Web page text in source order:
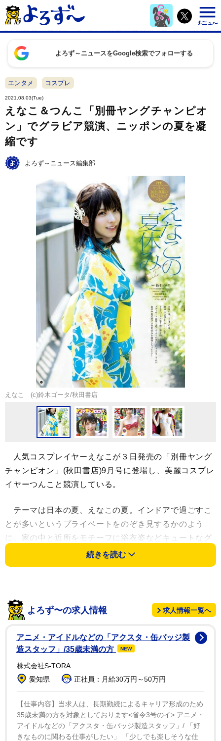
よろず～ニュースをGoogle検索でフォローする
エンタメ コスプレ
2021.08.03(Tue)
えなこ＆つんこ「別冊ヤングチャンピオ
ン」でグラビア競演、ニッポンの夏を凝
縮です
よろず～ニュース編集部
えなこ (c)鈴木ゴータ/秋田書店
人気コスプレイヤーえなこが３日発売の「別冊ヤング
チャンピオン」(秋田書店)9月号に登場し、美麗コスプレ
イヤーつんこと競演している。
テーマは日本の夏、えなこの夏。インドアで過ごすこ
とが多いというプライベートをのぞき見するかのよう
に、家の中と近所をモチーフに浴衣姿などキュートなグ
ラビアを披露している。
ろ」が由来という名前の持ち主が、事務所先輩のえなこ
とともに美ボディを披露している。
豪華付録には、えなこ、香月わかな、戸奈あゆみ、柳
募者全員サービスえなこQUOカードや、えなこ直筆サイ
ン入りチェキプレゼントなどのプレゼント企画も満載。
盛りだくさんの企画が誌面を彩り、ファン必見のプレミ
ア号となっている。
続きを読む
よろず〜の求人情報 求人情報一覧へ
アニメ・アイドルなどの「アクスタ・缶バッジ製
造スタッフ」/35歳未満の方
NEW
株式会社S-TORA
愛知県
正社員：月給30万円～50万円
【仕事内容】当求人は、長期勤続によるキャリア形成のため
35歳未満の方を対象としております<省令3号のイ> アニメ・
アイドルなどの「アクスタ・缶バッジ製造スタッフ」/ 「好
きなものに関わる仕事がしたい」 「少しでも楽しそうな仕